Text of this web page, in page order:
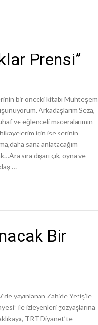
Prensi”
bir önceki kitabı Muhteşem
Arkadaşlarım Seza,
ve eğlenceli maceralarımın
için ise serinin
sana anlatacağım
sıra dışarı çık, oyna ve
…
Bir
yayınlanan Zahide Yetiş’le
ile izleyenleri gözyaşlarına
TRT Diyanet’te